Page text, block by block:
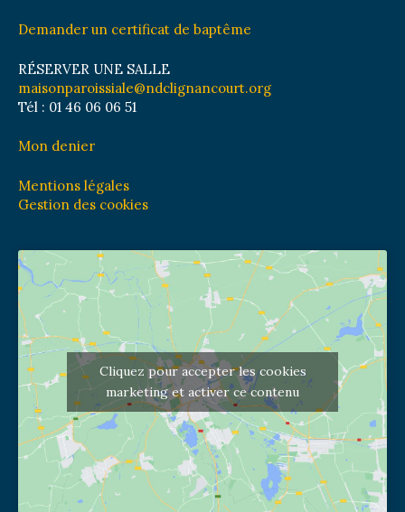
Demander un certificat de baptême
RÉSERVER UNE SALLE
maisonparoissiale@ndclignancourt.org
Tél : 01 46 06 06 51
Mon denier
Mentions légales
Gestion des cookies
Cliquez pour accepter les cookies
marketing et activer ce contenu